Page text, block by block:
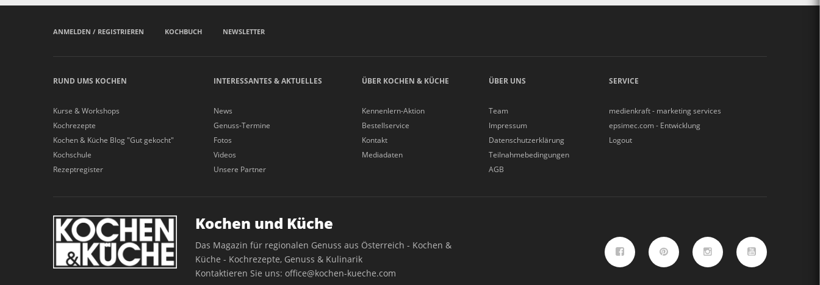
ANMELDEN / REGISTRIEREN KOCHBUCH NEWSLETTER
RUND UMS KOCHEN
Kurse & Workshops
Kochrezepte
Kochen & Küche Blog "Gut gekocht"
Kochschule
Rezeptregister
INTERESSANTES & AKTUELLES
News
Genuss-Termine
Fotos
Videos
Unsere Partner
ÜBER KOCHEN & KÜCHE
Kennenlern-Aktion
Bestellservice
Kontakt
Mediadaten
ÜBER UNS
Team
Impressum
Datenschutzerklärung
Teilnahmebedingungen
AGB
SERVICE
medienkraft - marketing services
epsimec.com - Entwicklung
Logout
Kochen und Küche
Das Magazin für regionalen Genuss aus Österreich - Kochen &
Küche - Kochrezepte, Genuss & Kulinarik
Kontaktieren Sie uns:office@kochen-kueche.com